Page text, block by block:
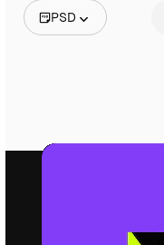
PSD
Vídeos